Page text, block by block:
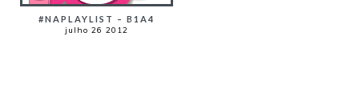
#NAPLAYLIST – B1A4
julho 26 2012